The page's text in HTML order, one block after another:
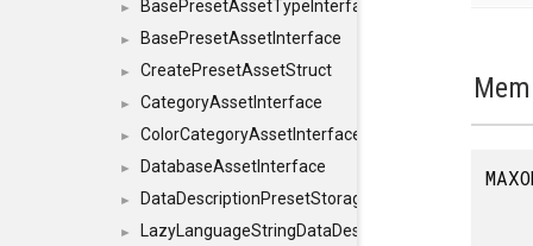
► BasePresetAssetTypeInterface
► BasePresetAssetInterface
► CreatePresetAssetStruct
► CategoryAssetInterface
► ColorCategoryAssetInterface
► DatabaseAssetInterface
► DataDescriptionPresetStorageInterface
►